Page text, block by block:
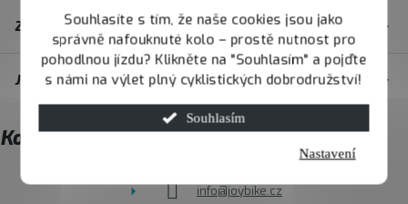
Souhlasíte s tím, že naše cookies jsou jako
správně nafouknuté kolo – prostě nutnost pro
pohodlnou jízdu? Klikněte na "Souhlasím" a pojďte
s námi na výlet plný cyklistických dobrodružství!
Souhlasím
Nastavení
t
í
Zákaznický servis
JOY.BIKE
Kontakt
info@joybike.cz